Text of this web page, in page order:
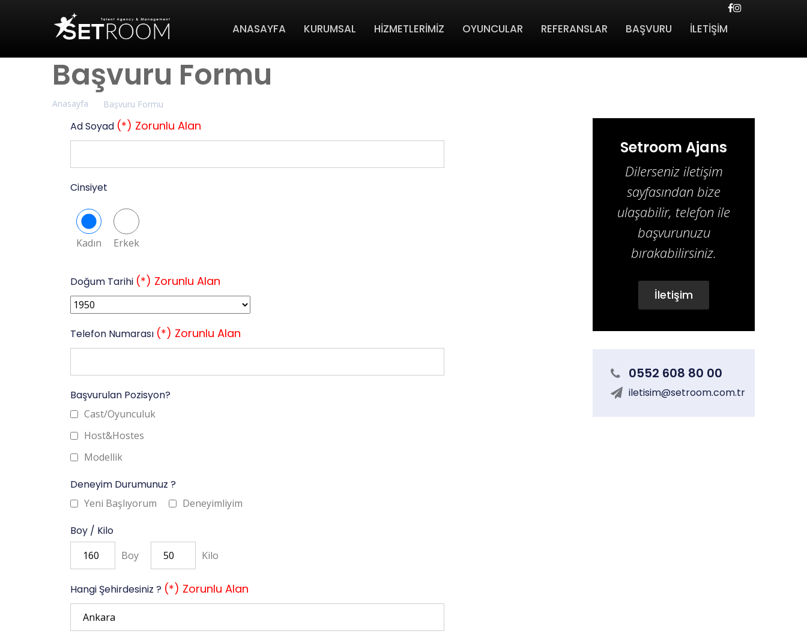
ANASAYFA KURUMSAL HİZMETLERİMİZ OYUNCULAR REFERANSLAR BAŞVURU İLETİŞİM
Başvuru Formu
Anasayfa Başvuru Formu
Ad Soyad (*) Zorunlu Alan
Cinsiyet
Kadın Erkek
Doğum Tarihi (*) Zorunlu Alan
Telefon Numarası (*) Zorunlu Alan
Başvurulan Pozisyon?
Cast/Oyunculuk
Host&Hostes
Modellik
Deneyim Durumunuz ?
Yeni Başlıyorum Deneyimliyim
Boy / Kilo
Boy Kilo
Hangi Şehirdesiniz ? (*) Zorunlu Alan
Setroom Ajans
Dilerseniz iletişim
sayfasından bize
ulaşabilir, telefon ile
başvurunuzu
bırakabilirsiniz.
İletişim
0552 608 80 00
iletisim@setroom.com.tr